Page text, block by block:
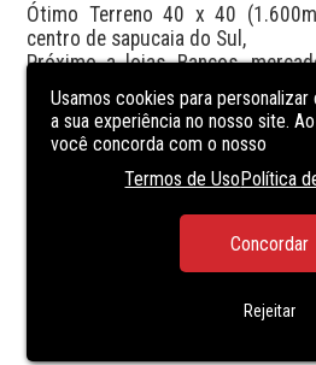
Ótimo Terreno 40 x 40
centro de sapucaia do Sul,
Próximo a lojas, Bancos,
transporte público.
01 construção em madeira  c/
Sala e cozinha
02 Dormitórios
02 Banheiros c/ Box
Jardim e Portão eletrônico
Usamos cookies para
a sua experiência no nosso site.
você concorda com o nosso
Termos de UsoPolítica
Concordar
Rejeitar